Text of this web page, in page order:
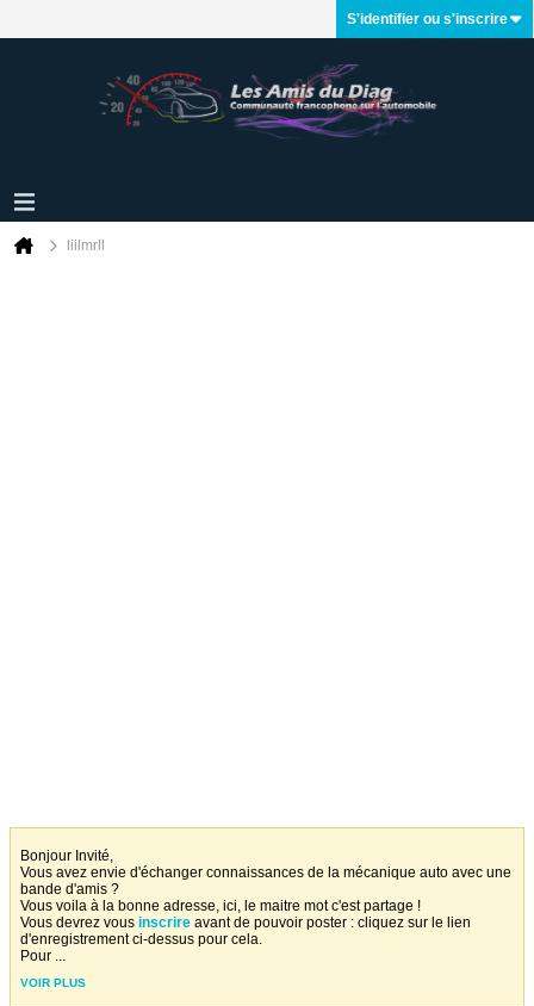
S'identifier ou s'inscrire
liilmrll
Bonjour Invité,
Vous avez envie d'échanger connaissances de la mécanique auto avec une
bande d'amis ?
Vous voila à la bonne adresse, ici, le maitre mot c'est partage !
Vous devrez vous inscrire avant de pouvoir poster : cliquez sur le lien
d'enregistrement ci-dessus pour cela.
Pour ...
VOIR PLUS